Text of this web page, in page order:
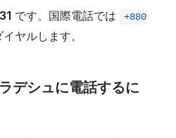
31 です。国際電話では
+880
ヤルします。
デシュに電話するに